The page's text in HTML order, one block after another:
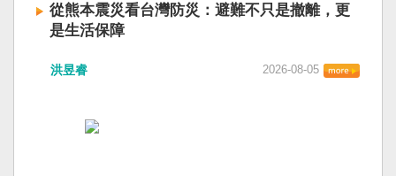
從熊本震災看台灣防災：避難不只是撤離，更
是生活保障
洪昱睿 2026-08-05